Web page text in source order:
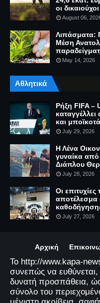
οι δικαιούχοι
August 06,
Λιπάσματα:
Μέση
May 14, 2026
Αθλητικά
Ρήξη FIFA –
και
July 29, 2026
Η Λένα
γυναίκα
Διάπλου
July 28, 2026
Οι
αποτέλεσμα
July 27, 2026
Αρχική
Το http://www.kapa-
συνεπώς να ευθύνεται,
δυνατή προσπάθεια,
σύνολο του